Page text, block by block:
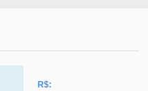
R$: